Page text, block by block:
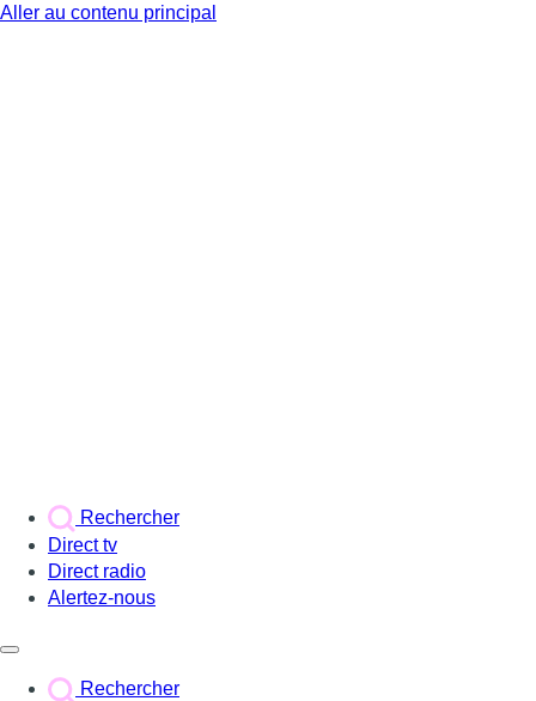
Aller au contenu principal
Rechercher
Direct tv
Direct radio
Alertez-nous
Rechercher